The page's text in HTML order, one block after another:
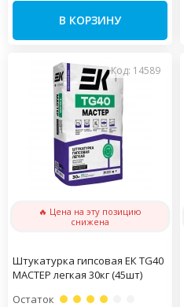
В КОРЗИНУ
Код: 14589
🔥 Цена на эту позицию
снижена
Штукатурка гипсовая ЕК TG40
МАСТЕР легкая 30кг (45шт)
Остаток